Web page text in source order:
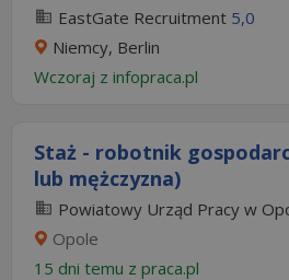
EastGate Recruitment 5,0
Niemcy, Berlin
Wczoraj z infopraca.pl
Staż - robotnik
lub mężczyzna)
Powiatowy Urząd Pracy w
Opole
15 dni temu z praca.pl